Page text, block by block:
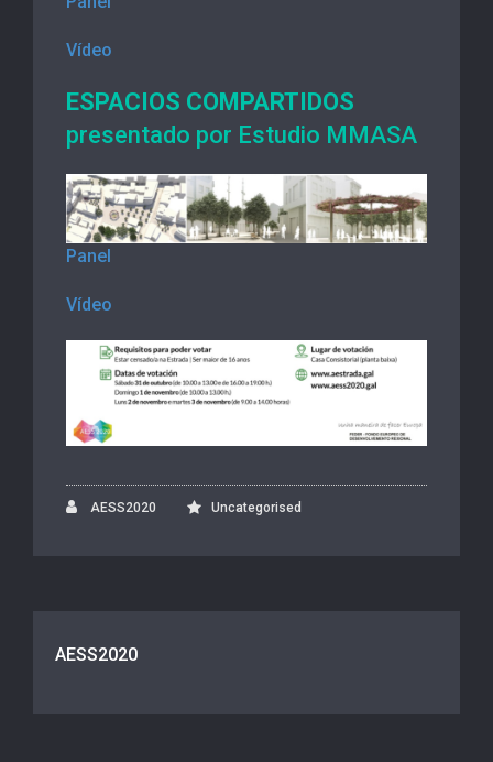
Vídeo
ESPACIOS COMPARTIDOS
presentado por Estudio MMASA
Panel
Vídeo
AESS2020 Uncategorised
AESS2020